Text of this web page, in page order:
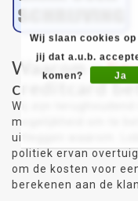
Waarom u
creditcard
Wij zijn terughoudend
mogelijkheid om te
uitleggen waarom.
politiek ervan
om de kosten voor
berekenen aan de
Wij slaan cookies
jij dat a.u.b.
komen?
Ja